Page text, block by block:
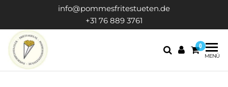
info@pommesfritestueten.de
+31 76 889 3761
0
MENÜ